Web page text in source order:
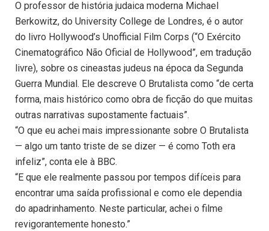
O professor de história judaica moderna Michael
Berkowitz, do University College de Londres, é o autor
do livro Hollywood’s Unofficial Film Corps (“O Exército
Cinematográfico Não Oficial de Hollywood”, em tradução
livre), sobre os cineastas judeus na época da Segunda
Guerra Mundial. Ele descreve O Brutalista como “de certa
forma, mais histórico como obra de ficção do que muitas
outras narrativas supostamente factuais”.
“O que eu achei mais impressionante sobre O Brutalista
— algo um tanto triste de se dizer — é como Toth era
infeliz”, conta ele à BBC.
“E que ele realmente passou por tempos difíceis para
encontrar uma saída profissional e como ele dependia
do apadrinhamento. Neste particular, achei o filme
revigorantemente honesto.”